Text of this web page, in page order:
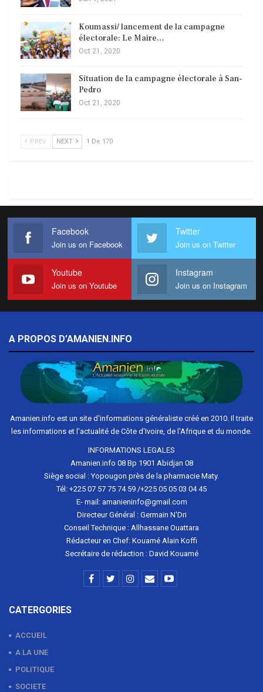
Koumassi/ lancement de la campagne
électorale: Le Maire…
Oct 21, 2020
Situation de la campagne électorale à San-
Pedro
Oct 21, 2020
PREV NEXT 1 De 170
Facebook
Join us on Facebook
Twitter
Join us on Twitter
Youtube
Join us on Youtube
Instagram
Join us on Instagram
A PROPOS D’AMANIEN.INFO
Amanien.info est un site d'informations généraliste créé en 2010. Il traite
les informations et l'actualité de Côte d'Ivoire, de l'Afrique et du monde.
INFORMATIONS LEGALES
Amanien.info 08 Bp 1901 Abidjan 08
Siège social : Yopougon près de la pharmacie Maty.
Tél: +225 07 57 75 74 59 /+225 05 05 03 04 45
E- mail: amanieninfo@gmail.com
Directeur Général : Germain N'Dri
Conseil Technique : Allhassane Ouattara
Rédacteur en Chef: Kouamé Alain Koffi
Secrétaire de rédaction : David Kouamé
CATERGORIES
ACCUEIL
A LA UNE
POLITIQUE
SOCIETE